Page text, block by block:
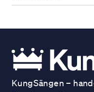
KungSängen –